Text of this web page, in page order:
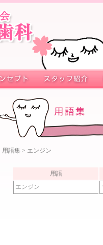
用語集 > エンジン
用語
エンジン